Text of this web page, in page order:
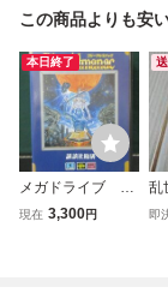
この商品よりも安
本日終了
メガドライブ ブ
ルーアルマナッ
現在 3,300円
乱
ラ
即